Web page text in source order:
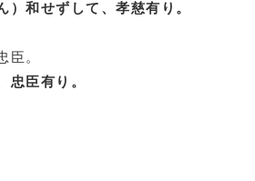
）和せずして、孝慈有り。
臣。
忠臣有り。